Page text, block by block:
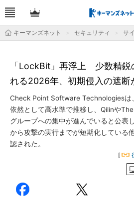
キーマンズネット セキュリティ サ
「LockBit」再浮上 少数精鋭
れる2026年、初期侵入の遮断
Check Point Software Technologiesは
依然として高水準で推移し、Qilinや
グループへの集中が進んでいると公表
から攻撃の実行までが短期化している
認された。
[